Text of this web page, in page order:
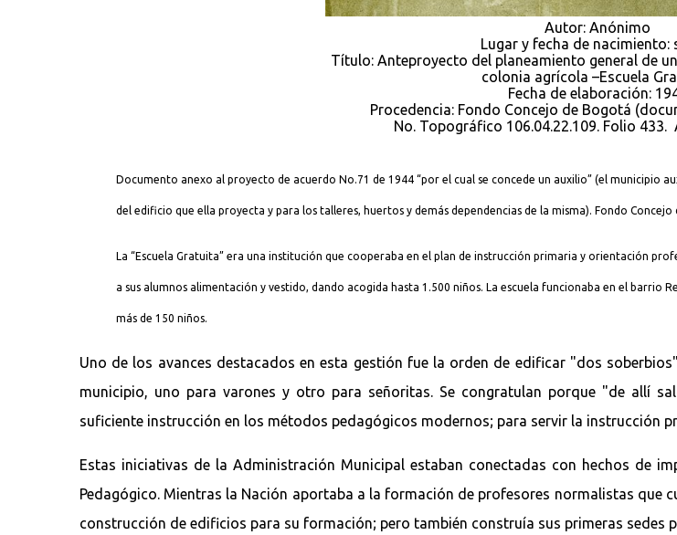
Autor: Anónimo
Lugar y fecha de nacimiento:
Título: Anteproyecto del planeamiento general de
colonia agrícola –Escuela
Fecha de elaboración:
Procedencia: Fondo Concejo de Bogotá
No. Topográfico 106.04.22.109. Folio 433.
Documento anexo al proyecto de acuerdo No.71 de 1944 “por el cual se concede un auxilio” (el municipio
del edificio que ella proyecta y para los talleres, huertos y demás dependencias de la misma). Fondo
La “Escuela Gratuita” era una institución que cooperaba en el plan de instrucción primaria y orientación
a sus alumnos alimentación y vestido, dando acogida hasta 1.500 niños. La escuela funcionaba en el barrio
más de 150 niños.
Uno de los avances destacados en esta gestión fue la orden de edificar "dos
municipio, uno para varones y otro para señoritas. Se congratulan porque "de allí
suficiente instrucción en los métodos pedagógicos modernos; para servir la instrucción
Estas iniciativas de la Administración Municipal estaban conectadas con hechos de
Pedagógico. Mientras la Nación aportaba a la formación de profesores normalistas que
construcción de edificios para su formación; pero también construía sus primeras sedes